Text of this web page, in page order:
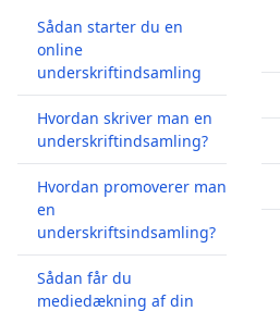
Sådan starter du en
online
underskriftindsamling
Hvordan skriver man en
underskriftindsamling?
Hvordan promoverer man
en
underskriftsindsamling?
Sådan får du
mediedækning af din